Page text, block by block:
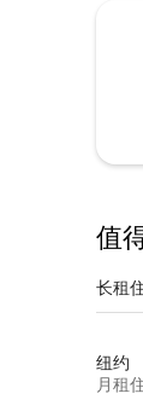
值
长租
纽约
月租